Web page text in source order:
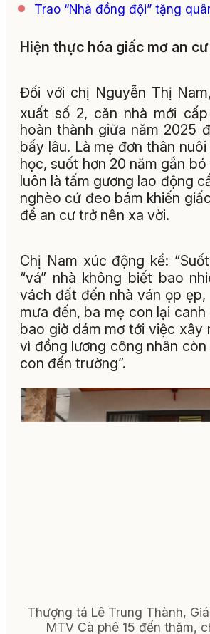
Trao “Nhà đồng đội” tặng
Hiện thực hóa giấc mơ an cư
Đối với chị Nguyễn Thị
xuất số 2, căn nhà mới
hoàn thành giữa năm 2025
bấy lâu. Là mẹ đơn thân
học, suốt hơn 20 năm gắn
luôn là tấm gương lao động
nghèo cứ đeo bám khiến
để an cư trở nên xa vời.
Chị Nam xúc động kể:
“vá” nhà không biết bao
vách đất đến nhà ván ọp
mưa đến, ba mẹ con lại
bao giờ dám mơ tới việc xây
vì đồng lương công nhân
con đến trường”.
Thượng tá Lê Trung Thành,
MTV Cà phê 15 đến thăm,